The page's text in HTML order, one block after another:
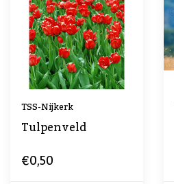
TSS-Nijkerk
Tulpenveld
€0,50